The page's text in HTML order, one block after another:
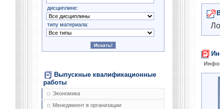
дисциплине:
типу материала:
Выпускные квалификационные
работы
Экономика
Менеджмент в организации